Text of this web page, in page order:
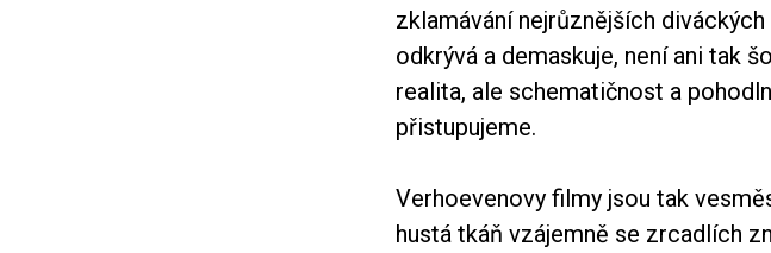
zklamávání nejrůznějších
odkrývá a demaskuje, není ani tak
realita, ale schematičnost a
přistupujeme.
Verhoevenovy filmy jsou tak
hustá tkáň vzájemně se zrcadlích